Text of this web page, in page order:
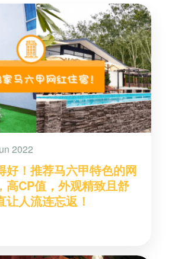
2022
好！推荐马六甲特色的网
高CP值，外观精致且舒
让人流连忘返！